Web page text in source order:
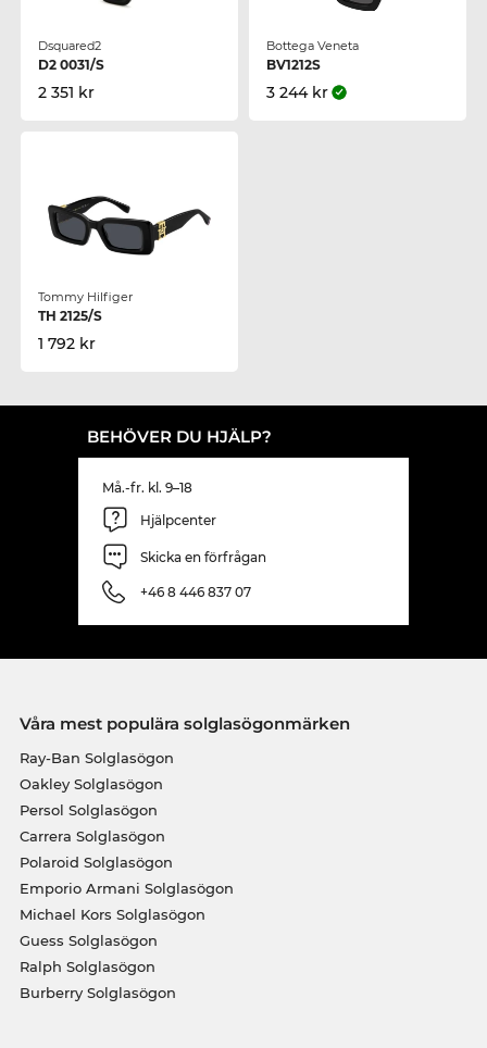
Dsquared2
D2 0031/S
2 351 kr
Bottega Veneta
BV1212S
3 244 kr
Tommy Hilfiger
TH 2125/S
1 792 kr
BEHÖVER DU HJÄLP?
Må.-fr. kl. 9–18
Hjälpcenter
Skicka en förfrågan
+46 8 446 837 07
Våra mest populära solglasögonmärken
Ray-Ban Solglasögon
Oakley Solglasögon
Persol Solglasögon
Carrera Solglasögon
Polaroid Solglasögon
Emporio Armani Solglasögon
Michael Kors Solglasögon
Guess Solglasögon
Ralph Solglasögon
Burberry Solglasögon